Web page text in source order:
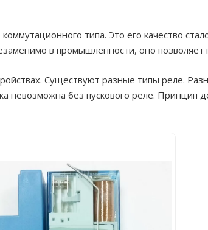
типа. Это его качество
в промышленности, оно
Существуют разные типы реле.
без пускового реле. Принцип